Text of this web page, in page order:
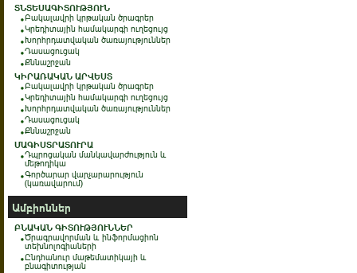
ՏՆՏԵՍԱԳԻՏՈՒԹՅՈՒՆ
Բակալավրի կրթական ծրագրեր
Կրեդիտային համակարգի ուղեցույց
Խորհրդատվական ծառայություններ
Դասացուցակ
Քննաշրջան
ԿԻՐԱՌԱԿԱՆ ԱՐՎԵՍՏ
Բակալավրի կրթական ծրագրեր
Կրեդիտային համակարգի ուղեցույց
Խորհրդատվական ծառայություններ
Դասացուցակ
Քննաշրջան
ՄԱԳԻՍՏՐԱՏՈՒՐԱ
Դպրոցական մանկավարժություն և
մեթոդիկա
Գործարար վարչարարություն
(կառավարում)
Ամբիոններ
ԲՆԱԿԱՆ ԳԻՏՈՒԹՅՈՒՆՆԵՐ
Ծրագրավորման և ինֆորմացիոն
տեխնոլոգիաների
Ընդհանուր մաթեմատիկայի և
բնագիտության